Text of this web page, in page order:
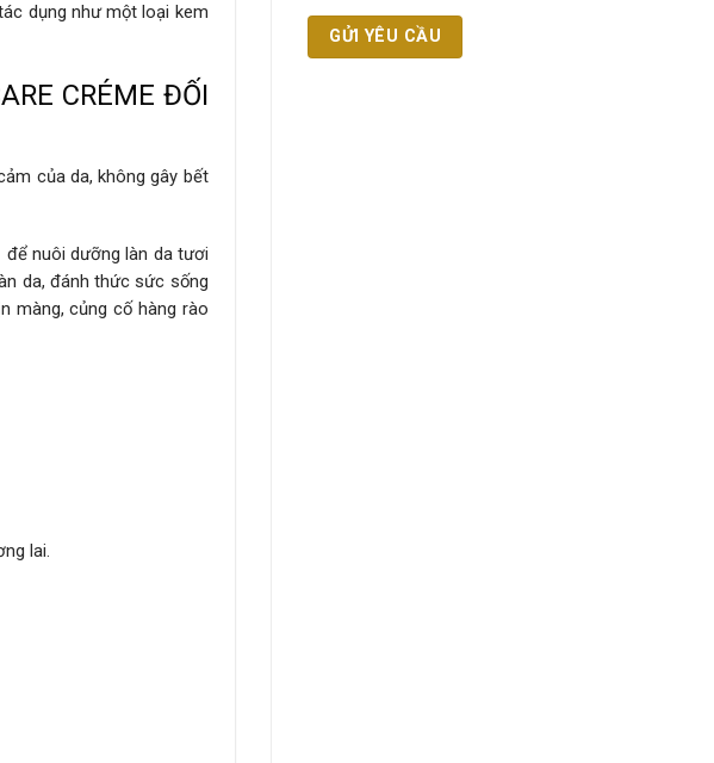
dụng như một loại kem
CRÉME ĐỐI
của da, không gây bết
nuôi dưỡng làn da tươi
da, đánh thức sức sống
màng, củng cố hàng rào
lai.